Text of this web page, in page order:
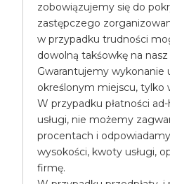
zobowiązujemy się do
zastępczego
w przypadku trudności
dowolną takśowkę na
Gwarantujemy wykonanie
określonym miejscu, tylko
W przypadku płatności
usługi, nie możemy
procentach i
wysokości, kwoty usługi,
firmę.